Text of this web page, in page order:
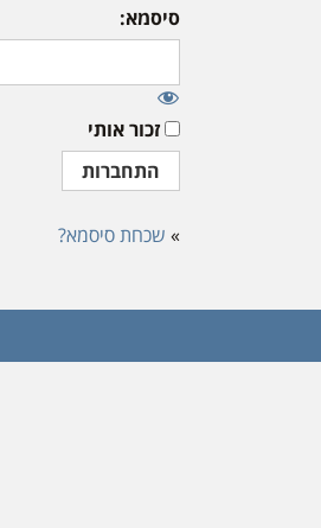
סיסמא:
זכור אותי
» שכחת סיסמא?